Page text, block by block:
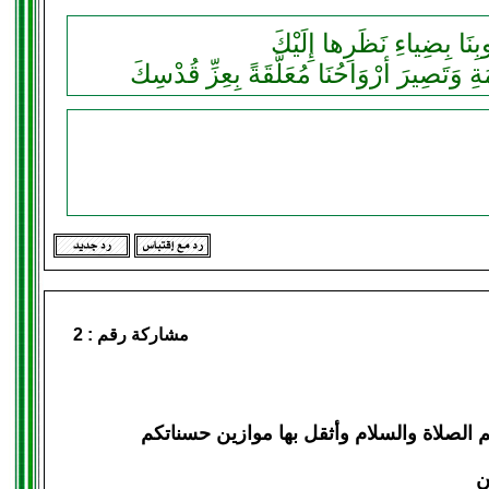
مشاركة رقم : 2
والسلام وأثقل بها موازين حسناتكم